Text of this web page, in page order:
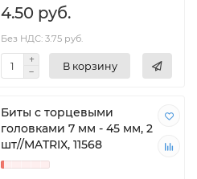
4.50 руб.
Без НДС: 3.75 руб.
В корзину
Биты с торцевыми
головками 7 мм - 45 мм, 2
шт//MATRIX, 11568